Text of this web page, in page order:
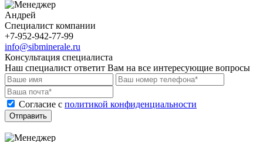
Андрей
Специалист компании
+7-952-942-77-99
info@sibminerale.ru
Консультация специалиста
Наш специалист ответит Вам на все интересующие вопросы
Cогласие с политикой конфиденциальности
Отправить